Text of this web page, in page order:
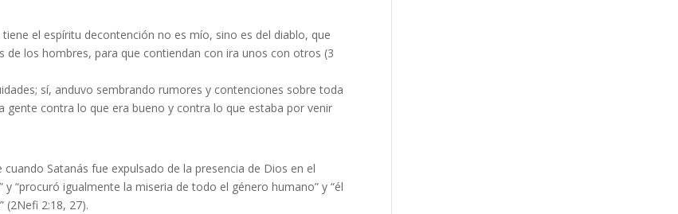
el espíritu decontención no es mío, sino es del diablo, que
de los hombres, para que contiendan con ira unos con otros (3
sí, anduvo sembrando rumores y contenciones sobre toda
gente contra lo que era bueno y contra lo que estaba por venir
Satanás fue expulsado de la presencia de Dios en el
“procuró igualmente la miseria de todo el género humano” y “él
(2Nefi 2:18, 27).